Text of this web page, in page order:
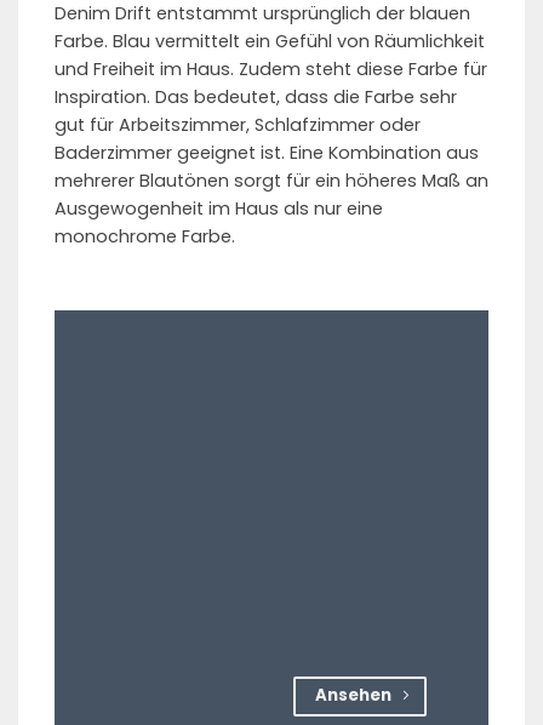
Denim Drift entstammt ursprünglich der blauen
Farbe. Blau vermittelt ein Gefühl von Räumlichkeit
und Freiheit im Haus. Zudem steht diese Farbe für
Inspiration. Das bedeutet, dass die Farbe sehr
gut für Arbeitszimmer, Schlafzimmer oder
Baderzimmer geeignet ist. Eine Kombination aus
mehrerer Blautönen sorgt für ein höheres Maß an
Ausgewogenheit im Haus als nur eine
monochrome Farbe.
Ansehen